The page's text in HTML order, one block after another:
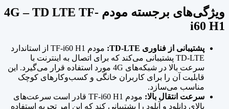
ویژگی‌های برجسته مودم 4G – TD LTE TF-
i60 H1
پشتیبانی از فناوری TD-LTE:
مودم TF-i60 H1 از استاندارد
TD-LTE پشتیبانی می‌کند که برای اتصال به اینترنت با
سرعت بالا در شبکه‌های 4G مورد استفاده قرار می‌گیرد. این
قابلیت آن را برای کاربران خانگی و کسب‌وکارهای کوچک
مناسب می‌سازد.
سرعت انتقال بالا:
مودم TF-i60 H1 قادر است سرعت‌های
بالای دانلود و آپلود را پشتیبانی کند که این امر تجربه استفاده